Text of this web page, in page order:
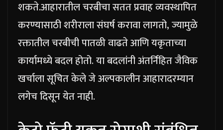
शकते.आहारातील चरबीचा सतत प्रवाह व्यवस्थापित
करण्यासाठी शरीराला संघर्ष करावा लागतो, ज्यामुळे
रक्तातील चरबीची पातळी वाढते आणि यकृताच्या
कार्यामध्ये बदल होतो. या बदलांनी अंतर्निहित जैविक
खर्चाला सूचित केले जे अल्पकालीन आहारादरम्यान
लगेच दिसून येत नाही.